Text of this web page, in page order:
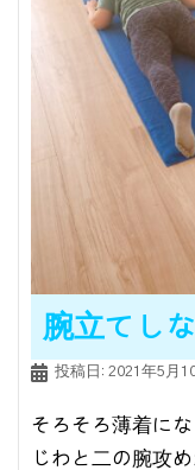
腕立てし
投稿日: 2021年5月
そろそろ薄着に
じわと⁣二の腕